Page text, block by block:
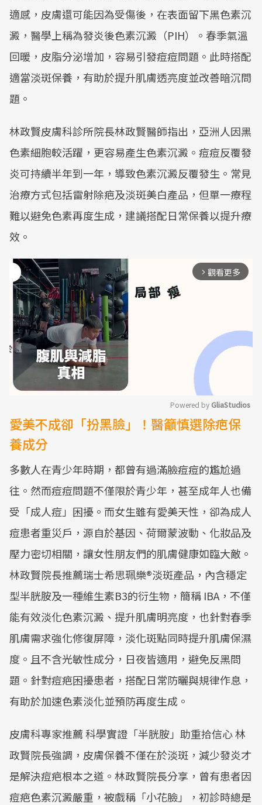
適感，皮膚還可能因為受傷後，在表面留下黑色素沉
澱，醫學上稱為發炎後色素沉澱（PIH）。春季氣溫
回暖，皮脂分泌增加，容易引發痘痘問題。此時搭配
適當淡斑保養，有助於提升肌膚透亮度並改善暗沉問
題。
林政賢皮膚科診所院長林政賢醫師指出，亞洲人因黑
色素細胞較活躍，更容易產生色素沉澱。痘痘反覆發
炎可持續半年到一年，導致色素沉澱反覆發生。常見
治療方式包括雷射除疤及淡斑美白產品，但單一療程
難以避免色素再度生成，建議搭配日常保養以提升療
效。
arrow_forward_ios 觀看更多
Mute
Powered by GliaStudios
愛美不成卻「扮黑臉」！醫籲慎選除疤保
養成分
多數人在青少年時期，都曾有過滿臉痘痘的尷尬過
往。然而痘痘問題不僅限於青少年，甚至成年人也備
受「成人痘」困擾。而女生雖有愛美天性，卻為成人
痘患者重災戶，源自於基因、荷爾蒙波動、化妝品及
壓力密切相關，讓女性朋友們的肌膚健康如臨大敵。
林政賢院長推薦瑞士希思珮樂®淡斑產品，內含穩定
型半胱胺及一種維生素B3的衍生物，簡稱 IBA，不僅
能有效淡化色素沉澱、提升肌膚明亮度，也針對春季
肌膚需求強化修復屏障，淡化斑點同時提升肌膚保濕
度。且不含光敏性成分，日夜皆適用，避免反黑問
題。針對痘疤困擾患者，搭配日常防曬與規律作息，
有助於加速色素淡化並預防再度生成。
皮膚科專家推薦 科學實證「半胱胺」助重拾信心 林
政賢院長強調，皮膚保養不僅在於淡斑，減少發炎才
是解決痘疤根本之道。林政賢院長分享，曾有患者因
痘疤色素沉澱嚴重，被戲稱「小花臉」，初診時總是